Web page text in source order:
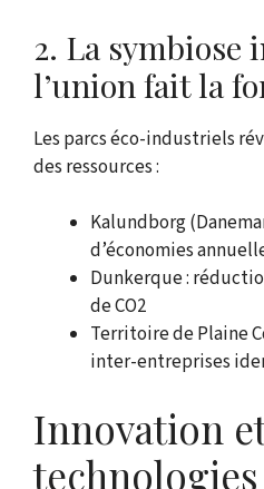
2. La
l’union fait la
Les parcs éco-industriels
des ressources :
Kalundborg
d’économies
Dunkerque :
de CO2
Territoire de Plaine
inter-entreprises
Innovation
technologies